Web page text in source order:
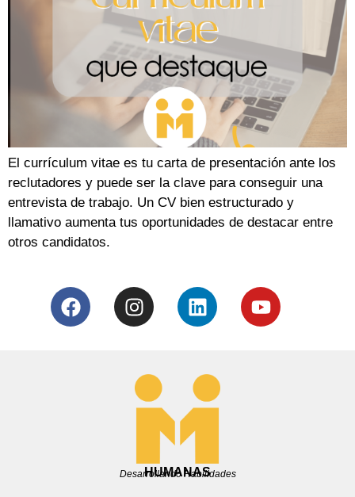
El currículum vitae es tu carta de presentación ante los
reclutadores y puede ser la clave para conseguir una
entrevista de trabajo. Un CV bien estructurado y
llamativo aumenta tus oportunidades de destacar entre
otros candidatos.
HUMANAS
Desarrollando Habilidades